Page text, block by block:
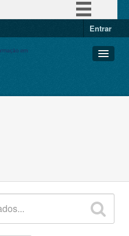
Entrar